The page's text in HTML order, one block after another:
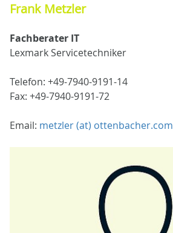
Frank Metzler
Fachberater IT
Lexmark Servicetechniker
Telefon: +49-7940-9191-14
Fax: +49-7940-9191-72
Email: metzler (at) ottenbacher.com